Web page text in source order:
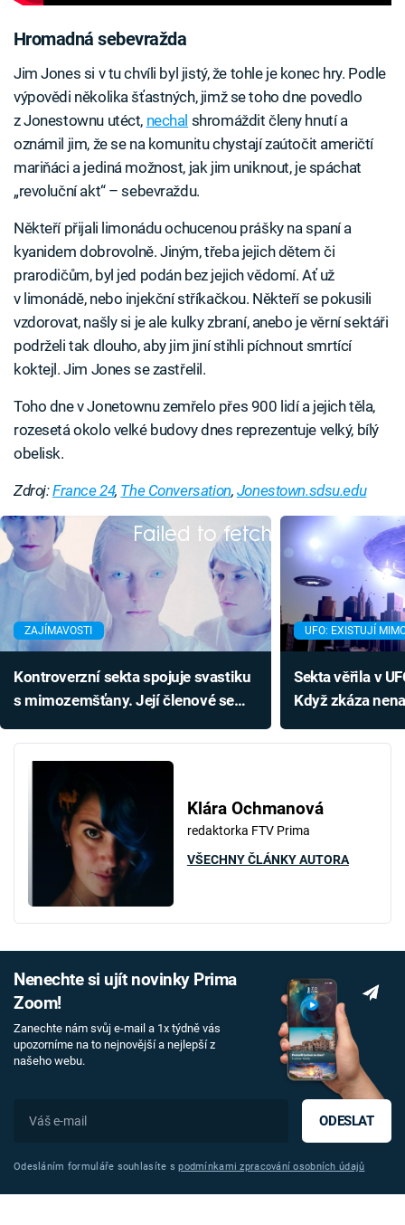
Hromadná sebevražda
Jim Jones si v tu chvíli byl jistý, že tohle je konec hry. Podle
výpovědi několika šťastných, jimž se toho dne povedlo
z Jonestownu utéct, nechal shromáždit členy hnutí a
oznámil jim, že se na komunitu chystají zaútočit američtí
mariňáci a jediná možnost, jak jim uniknout, je spáchat
„revoluční akt“ – sebevraždu.
Někteří přijali limonádu ochucenou prášky na spaní a
kyanidem dobrovolně. Jiným, třeba jejich dětem či
prarodičům, byl jed podán bez jejich vědomí. Ať už
v limonádě, nebo injekční stříkačkou. Někteří se pokusili
vzdorovat, našly si je ale kulky zbraní, anebo je věrní sektáři
podrželi tak dlouho, aby jim jiní stihli píchnout smrtící
koktejl. Jim Jones se zastřelil.
Toho dne v Jonetownu zemřelo přes 900 lidí a jejich těla,
rozesetá okolo velké budovy dnes reprezentuje velký, bílý
obelisk.
Zdroj:France 24, The Conversation, Jonestown.sdsu.edu
Failed to fetch
ZAJÍMAVOSTI
Kontroverzní sekta spojuje svastiku
s mimozemšťany. Její členové se
UFO: EXISTUJÍ
Sekta věřila v
Když zkáza
Klára Ochmanová
redaktorka FTV Prima
VŠECHNY ČLÁNKY AUTORA
Nenechte si ujít novinky Prima
Zoom!
Zanechte nám svůj e-mail a 1x týdně vás
upozorníme na to nejnovější a nejlepší z
našeho webu.
ODESLAT
Odesláním formuláře souhlasíte spodmínkami zpracování osobních údajů